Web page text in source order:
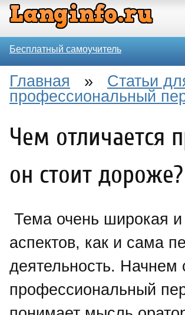
Бесплатный самоучитель
Главная » Статьи
профессиональный
Чем отличается
он стоит дороже?
Тема очень широкая
аспектов, как и сама
деятельность. Начнем
профессиональный